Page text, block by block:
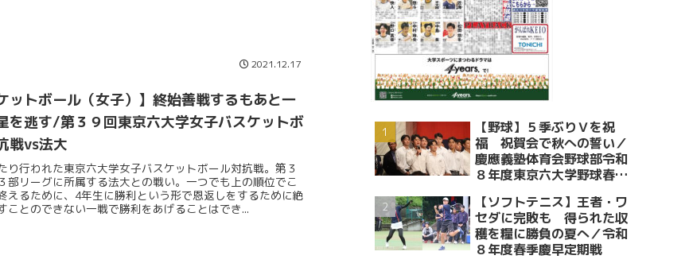
2021.12.17
ットボール（女子）】終始善戦するもあと一
を逃す/第３９回東京六大学女子バスケットボ
戦vs法大
り行われた東京六大学女子バスケットボール対抗戦。第３
部リーグに所属する法大との戦い。一つでも上の順位でこ
えるために、4年生に勝利という形で恩返しをするために絶
ことのできない一戦で勝利をあげることはでき...
【野球】５季ぶりＶを祝
福 祝賀会で秋への誓い／
慶應義塾体育会野球部令和
８年度東京六大学野球春季
～
【ソフトテニス】王者・ワ
セダに完敗も 得られた収
穫を糧に勝負の夏へ／令和
８年度春季慶早定期戦